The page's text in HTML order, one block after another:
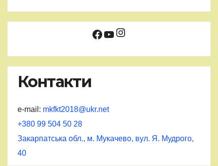
Facebook
YouTube
Instagram
Контакти
e-mail: mkfkt2018@ukr.net
+380 99 504 50 28
Закарпатська обл., м. Мукачево, вул. Я. Мудрого,
40